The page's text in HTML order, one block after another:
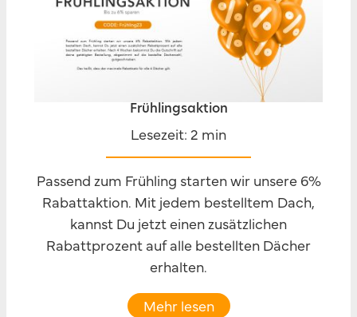
Frühlingsaktion
Lesezeit: 2 min
Passend zum Frühling starten wir unsere 6%
Rabattaktion. Mit jedem bestelltem Dach,
kannst Du jetzt einen zusätzlichen
Rabattprozent auf alle bestellten Dächer
erhalten.
Mehr lesen